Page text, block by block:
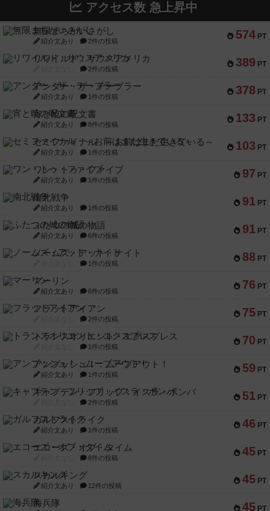
アクセス数 急上昇中
574 PT
無限まちがいさがし
紹介文あり 2件の投稿
389 PT
リワイルド：サウスアメリカ
2件の投稿
378 PT
アンダー・ザ・テーブラー
紹介文あり 1件の投稿
133 PT
宵と暁の呪文書
紹介文あり 8件の投稿
103 PT
セミファイナル ～お前はまだ生きている～
紹介文あり 1件の投稿
97 PT
ワン・トゥ・ファイブ
紹介文あり 1件の投稿
91 PT
南北戦争
紹介文あり 1件の投稿
91 PT
ふたつの城の物語
紹介文あり 6件の投稿
88 PT
ノームズ・アット・ナイト
1件の投稿
76 PT
マーリン
紹介文あり 6件の投稿
75 PT
フラットアイアン
2件の投稿
70 PT
トランスオリエント・エクスプレス
1件の投稿
59 PT
アンブッシュ！：ムーブアウト！
紹介文あり 1件の投稿
51 PT
キャプテン・フリップ：イスラ・ボンバ
2件の投稿
46 PT
ガルフストライク
紹介文あり 1件の投稿
45 PT
エコーズ・オブ・タイム
8件の投稿
45 PT
スカルキング
紹介文あり 12件の投稿
45 PT
海兵隊